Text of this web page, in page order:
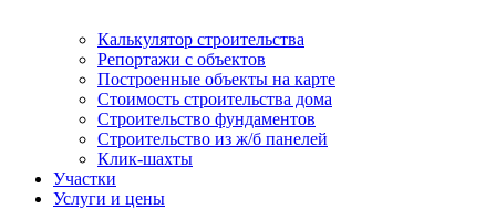
Калькулятор строительства
Репортажи с объектов
Построенные объекты на карте
Стоимость строительства дома
Строительство фундаментов
Строительство из ж/б панелей
Клик-шахты
Участки
Услуги и цены